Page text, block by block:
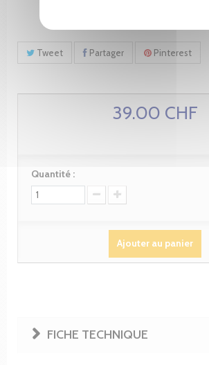
Tweet Partager Pinterest
39.00 CHF
Quantité :
Ajouter au panier
FICHE TECHNIQUE